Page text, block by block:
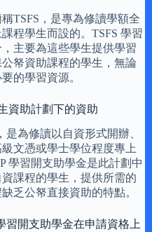
TSFS，是專為修讀學額全
程學生而設的。TSFS 學習
主要為這些學生提供學習
帑資助課程的學生，無論
的學習資源。
資助計劃下的資助
為修讀以自資形式開辦、
文憑或學士學位程度專上
學習開支助學金是此計劃中
課程的學生，提供所需的
乏公帑直接資助的特點。
習開支助學金在申請資格上